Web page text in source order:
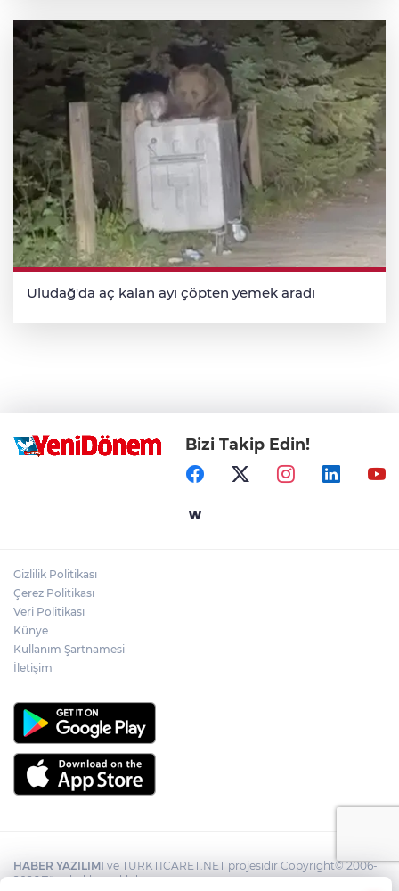
Uludağ'da aç kalan ayı çöpten yemek aradı
Bizi Takip Edin!
Gizlilik Politikası
Çerez Politikası
Veri Politikası
Künye
Kullanım Şartnamesi
İletişim
HABER YAZILIMI ve TURKTICARET.NET projesidir Copyright© 2006-
2026 Tüm hakları saklıdır.